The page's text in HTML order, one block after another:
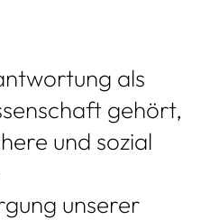
als
gehört,
und sozial
unserer